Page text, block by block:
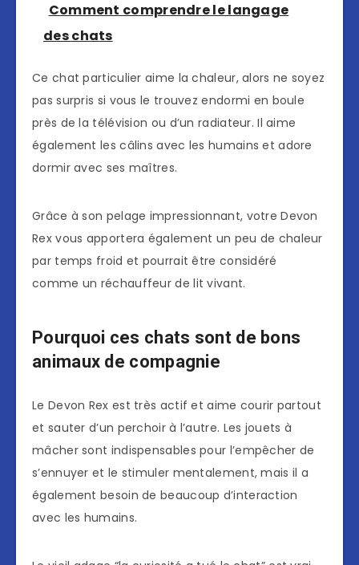
Comment comprendre le langage
des chats
Ce chat particulier aime la chaleur, alors ne soyez
pas surpris si vous le trouvez endormi en boule
près de la télévision ou d’un radiateur. Il aime
également les câlins avec les humains et adore
dormir avec ses maîtres.
Grâce à son pelage impressionnant, votre Devon
Rex vous apportera également un peu de chaleur
par temps froid et pourrait être considéré
comme un réchauffeur de lit vivant.
Pourquoi ces chats sont de bons
animaux de compagnie
Le Devon Rex est très actif et aime courir partout
et sauter d’un perchoir à l’autre. Les jouets à
mâcher sont indispensables pour l’empêcher de
s’ennuyer et le stimuler mentalement, mais il a
également besoin de beaucoup d’interaction
avec les humains.